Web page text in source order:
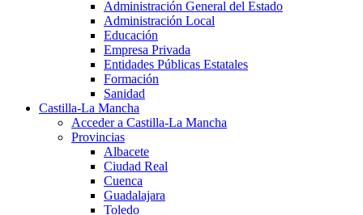
Administración General del Estado
Administración Local
Educación
Empresa Privada
Entidades Públicas Estatales
Formación
Sanidad
Castilla-La Mancha
Acceder a Castilla-La Mancha
Provincias
Albacete
Ciudad Real
Cuenca
Guadalajara
Toledo